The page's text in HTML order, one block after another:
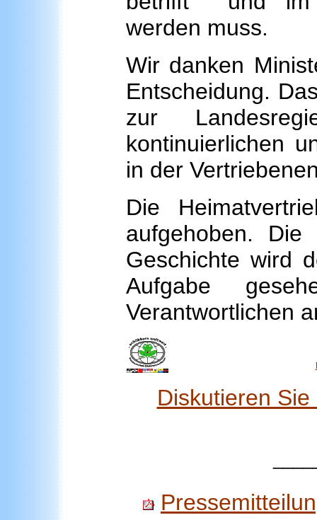
werden muss.
Wir danken
Entscheidung.
zur
kontinuierlichen
in der
Die
aufgehoben. Die
Geschichte wird
Aufgabe
Verantwortlichen
Diskutieren